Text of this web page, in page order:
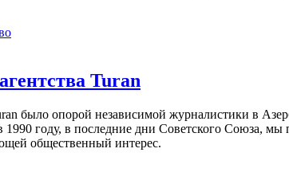
Turan
было опорой независимой журналистики в
году, в последние дни Советского Союза,
общественный интерес.